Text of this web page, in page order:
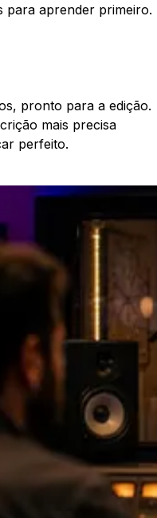
para aprender primeiro.
pronto para a edição.
mais precisa
perfeito.